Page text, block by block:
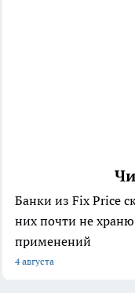
Банки из Fix Price
них почти не
применений
4 августа